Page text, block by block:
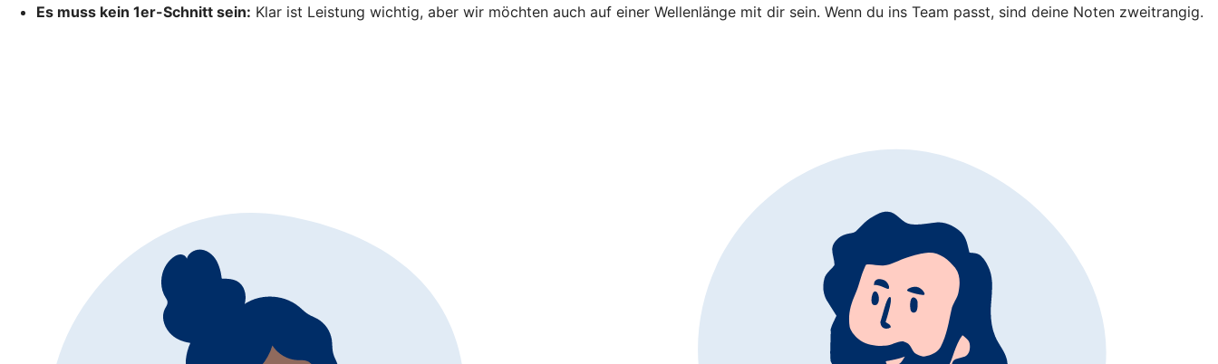
Es muss kein 1er-Schnitt sein: Klar ist Leistung wichtig, aber wir möchten auch auf einer Wellenlänge mit dir sein. Wenn du ins Team passt, sind deine Noten zweitrangig.